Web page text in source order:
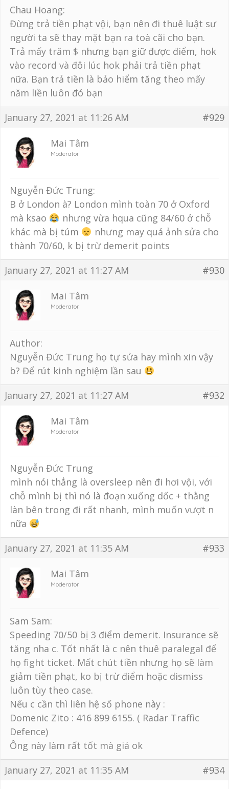
Chau Hoang:
Đừng trả tiền phạt vội, bạn nên đi thuê luật sư
người ta sẽ thay mặt bạn ra toà cãi cho bạn.
Trả mấy trăm $ nhưng bạn giữ được điểm, hok
vào record và đôi lúc hok phải trả tiền phạt
nữa. Bạn trả tiền là bảo hiểm tăng theo mấy
năm liền luôn đó bạn
January 27, 2021 at 11:26 AM
#929
Mai Tâm
Moderator
Nguyễn Đức Trung:
B ở London à? London mình toàn 70 ở Oxford
mà ksao
nhưng vừa hqua cũng 84/60 ở chỗ
khác mà bị túm
nhưng may quá ảnh sửa cho
thành 70/60, k bị trừ demerit points
January 27, 2021 at 11:27 AM
#930
Mai Tâm
Moderator
Author:
Nguyễn Đức Trung họ tự sửa hay mình xin vậy
b? Để rút kinh nghiệm lần sau
January 27, 2021 at 11:27 AM
#932
Mai Tâm
Moderator
Nguyễn Đức Trung
mình nói thẳng là oversleep nên đi hơi vội, với
chỗ mình bị thì nó là đoạn xuống dốc + thằng
làn bên trong đi rất nhanh, mình muốn vượt n
nữa
January 27, 2021 at 11:35 AM
#933
Mai Tâm
Moderator
Sam Sam:
Speeding 70/50 bị 3 điểm demerit. Insurance sẽ
tăng nha c. Tốt nhất là c nên thuê paralegal để
họ fight ticket. Mất chút tiền nhưng họ sẽ làm
giảm tiền phạt, ko bị trừ điểm hoặc dismiss
luôn tùy theo case.
Nếu c cần thì liên hệ số phone này :
Domenic Zito : 416 899 6155. ( Radar Traffic
Defence)
Ông này làm rất tốt mà giá ok
January 27, 2021 at 11:35 AM
#934